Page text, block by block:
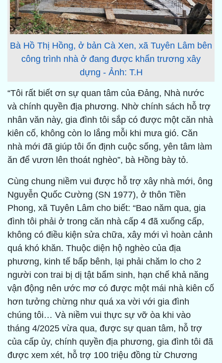
Bà Hồ Thị Hồng, ở bản Cà Xen, xã Tuyên Lâm bên
công trình nhà ở đang được khẩn trương xây
dựng - Ảnh: T.H
“Tôi rất biết ơn sự quan tâm của Đảng, Nhà nước
và chính quyền địa phương. Nhờ chính sách hỗ trợ
nhân văn này, gia đình tôi sắp có được một căn nhà
kiên cố, không còn lo lắng mỗi khi mưa gió. Căn
nhà mới đã giúp tôi ổn định cuộc sống, yên tâm làm
ăn để vươn lên thoát nghèo”, bà Hồng bày tỏ.
Cùng chung niềm vui được hỗ trợ xây nhà mới, ông
Nguyễn Quốc Cường (SN 1977), ở thôn Tiền
Phong, xã Tuyên Lâm cho biết: “Bao năm qua, gia
đình tôi phải ở trong căn nhà cấp 4 đã xuống cấp,
không có điều kiện sửa chữa, xây mới vì hoàn cảnh
quá khó khăn. Thuộc diện hộ nghèo của địa
phương, kinh tế bấp bênh, lại phải chăm lo cho 2
người con trai bị dị tật bẩm sinh, hạn chế khả năng
vận động nên ước mơ có được một mái nhà kiên cố
hơn tưởng chừng như quá xa vời với gia đình
chúng tôi… Và niềm vui thực sự vỡ òa khi vào
tháng 4/2025 vừa qua, được sự quan tâm, hỗ trợ
của cấp ủy, chính quyền địa phương, gia đình tôi đã
được xem xét, hỗ trợ 100 triệu đồng từ Chương